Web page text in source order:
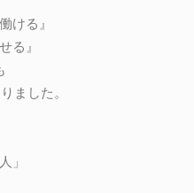
ける』
る』
ました。
」